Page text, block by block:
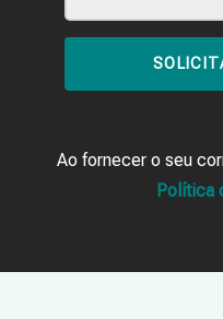
Ao fornecer o seu
Política